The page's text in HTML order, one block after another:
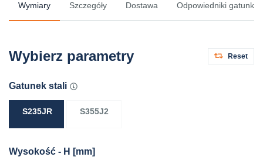
Wymiary Szczegóły Dostawa Odpowiedniki
Wybierz parametry Reset
Gatunek stali
S235JR S355J2
Wysokość - H [mm]